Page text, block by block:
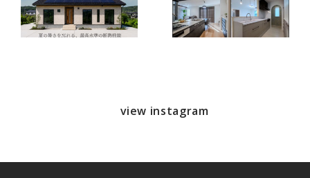
view instagram